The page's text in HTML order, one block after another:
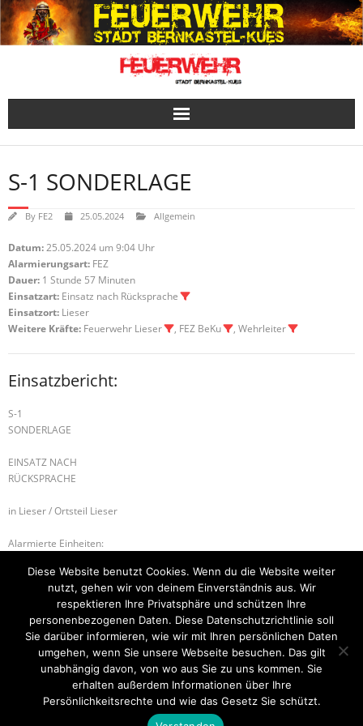
Skip
to
content
S-1 SONDERLAGE
By FE2 25.05.2024 Allgemein
Datum:25.05.2024 um 9:04 Uhr
Alarmierungsart: FEZ
Dauer: 1 Stunde 57 Minuten
Einsatzart: Einsatz nach Rücksprache
Einsatzort: Lieser
Weitere Kräfte: Feuerwehr Lieser , FEZ BeKu , Wehrleiter
Einsatzbericht:
S-1
SONDERLAGE
EINSATZ NACH
RÜCKSPRACHE
in Lieser / Ortsteil Lieser
Alarmierte Einheiten:
FF-Lieser
FF-Lieser-Gruppe
B-2 BRANDMELDEANLAGE B-2 BRANDMELDEANLAGE
Startseite Einsätze Mitglied werden Über uns
Kontakt
Diese Website benutzt Cookies. Wenn du die Website weiter
nutzt, gehen wir von deinem Einverständnis aus. Wir
respektieren Ihre Privatsphäre und schützen Ihre
personenbezogenen Daten. Diese Datenschutzrichtlinie soll
Sie darüber informieren, wie wir mit Ihren persönlichen Daten
umgehen, wenn Sie unsere Webseite besuchen. Das gilt
unabhängig davon, von wo aus Sie zu uns kommen. Sie
erhalten außerdem Informationen über Ihre
Persönlichkeitsrechte und wie das Gesetz Sie schützt.